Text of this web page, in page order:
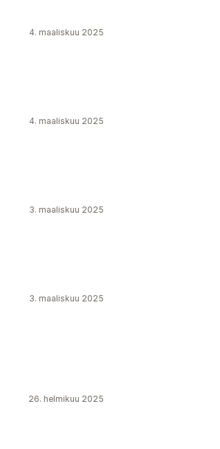
4. maaliskuu 2025
4. maaliskuu 2025
3. maaliskuu 2025
3. maaliskuu 2025
26. helmikuu 2025